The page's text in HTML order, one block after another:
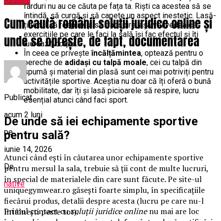
farduri nu au ce căuta pe fața ta. Riști ca acestea să se
întindă, să curgă și să capete un aspect inestetic. Lasă-
ți tenul să respire și să transpire, așa vei vedea că
exercițiile pe care le faci la sală își fac efectul și îți
lucrează corpul.
În ceea ce priveșteîncălțămintea, optează pentru o
pereche de adidași cu talpă moale, cei cu talpă din
spumă și material din plasă sunt cei mai potriviți pentru
activitățile sportive. Aceștia nu doar că îți oferă o bună
mobilitate, dar îți și lasă picioarele să respire, lucru
esențial atunci când faci sport.
De unde să iei echipamente sportive
pentru sală?
Atunci când ești în căutarea unor echipamente sportive
pentru mersul la sala, trebuie să ții cont de multe lucruri,
în special de materialele din care sunt făcute. Pe site-ul
uniquegymwear.ro găsești foarte simplu, în specificațiile
fiecărui produs, detalii despre acesta (lucru pe care nu-l
întâlnești peste tot).
Cum caută românii soluții juridice online și
unde se oprește, de fapt, documentarea
Publicat
acum 2 luni
pe
iunie 14, 2026
De
native
Primul contact cusoluții juridice onlinenu mai are loc